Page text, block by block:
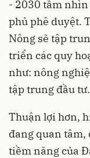
- 2030 tầm
phủ phê duyệt.
Nông sẽ tập
triển các quy
như: nông
tập trung đầu tư.
Thuận lợi hơn,
đang quan tâm,
tiềm năng của